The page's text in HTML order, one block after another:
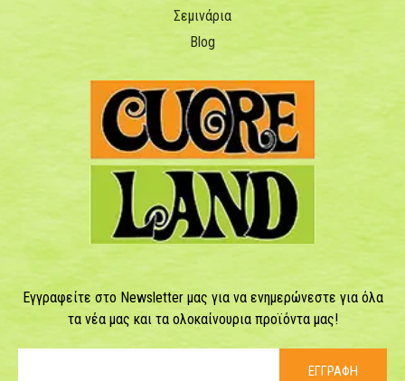
Σεμινάρια
Blog
Εγγραφείτε στο Newsletter μας για να ενημερώνεστε για όλα
τα νέα μας και τα ολοκαίνουρια προϊόντα μας!
ΕΓΓΡΑΦΗ